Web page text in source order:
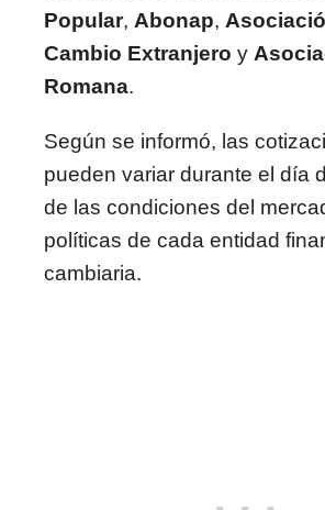
Popular, Abonap,
Cambio Extranjero y
Romana.
Según se informó, las
pueden variar durante el día
de las condiciones del
políticas de cada entidad
cambiaria.